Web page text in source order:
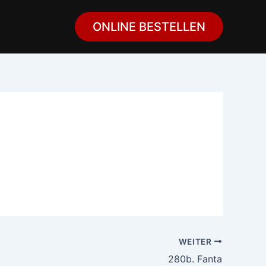
ONLINE BESTELLEN
WEITER
280b. Fanta